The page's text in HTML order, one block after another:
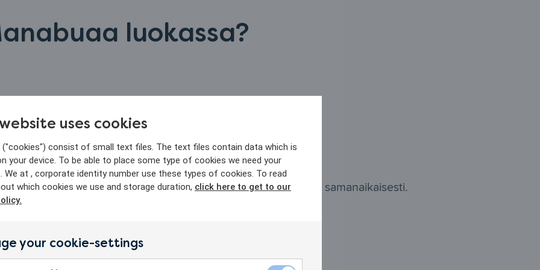
luokassa?
ja aiheista tekevät käsitteistä ymmärrettävämpiä.
näyttää millä tahansa kielellä - ja rinnakkain kahdella kielellä samanaikaisesti.
uses cookies
("cookies") consist of small text files. The text files contain data which is
your device. To be able to place some type of cookies we need your
We at , corporate identity number use these types of cookies. To read
which cookies we use and storage duration, click here to get to our
your cookie-settings